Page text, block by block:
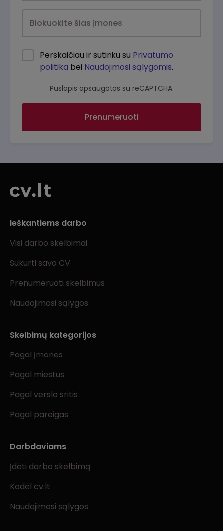
Perskaičiau ir sutinku su Privatumo
politika bei Naudojimosi sąlygomis.
Puslapis apsaugotas su reCAPTCHA.
Prenumeruoti
Ieškantiems darbo
Visi darbo skelbimai
Sukurti savo CV
Prenumeruoti skelbimus
Naudojimosi sąlygos
Skelbimų kategorijos
Pagal įmones
Pagal miestus
Pagal verslo sritis
Pagal pareigas
Darbdaviams
Įdėti darbo skelbimą
Kodėl cv.lt
Naudojimosi sąlygos